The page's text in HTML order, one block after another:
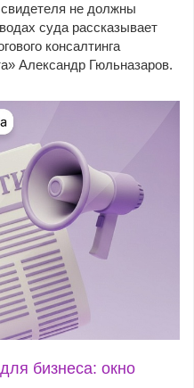
не должны
суда рассказывает
консалтинга
Александр Гюльназаров.
бизнеса: окно